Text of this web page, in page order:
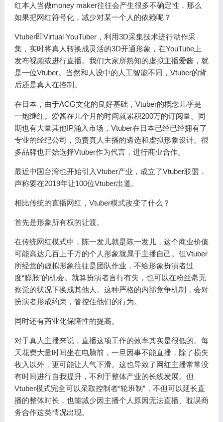
红本人当做money maker往往会产生很多不确定性，那么
如果把网红符号化，减少对某一个人的依赖呢？
Vtuber即Virtual YouTuber，利用3D采集技术进行动作采
集，实时将真人转换成灵活的3D开通形象，在YouTube上
发布视频或进行直播。我们大家所熟知的虚拟主播爱酱，就
是一位Vtuber。当然和人设中的人工智能不同，Vtuber的背
后还是真人在控制。
在日本，由于ACG文化的良好基础，Vtuber的概念几乎是
一炮继红。爱酱在几个月的时间就累积200万的订阅量。同
期也有大量其他IP涌入市场，Vtuber在日本已经已经拥有了
专业的经纪公司，负责真人主播的遴选和虚拟形象设计。很
多品牌也开始选择Vtuber作为代言，进行商业合作。
最近中国台湾也开始引入Vtuber产业，成立了Vtuber联盟，
声称要在2019年让100位Vtuber出道。
相比传统的直播网红，Vtuber模式改变了什么？
首先是形象所有权的让渡。
在传统网红模式中，陈一发儿就是陈一发儿，这个商业价值
可能高达几百上千万的个人形象就属于主播自己。但Vtuber
所经营的虚拟形象往往是团队作业，不给形象扮演者过
度“膨胀”的机会。就算扮演者言行有失，也可以在粉丝毫无
察觉的状况下换成其他人。这种严格的内部竞争机制，会对
扮演者形成约束，管控住他们的行为。
同时还有商业化保障性的提高。
对于真人主播来说，直播这项工作的效率其实是很低的。每
天花费大量时间坐在电脑前，一旦因事不能直播，除了损失
收入以外，更可能让人气下滑。这也导致了网红主播常常没
有时间进行自我提升，不利于整体产业的长线发展。但
Vtuber模式完全可以采取控制者“轮班制”，不但可以延长直
播的整体时长，也能减少因主播个人原因无法直播、耽误商
务合作这类情况出现。